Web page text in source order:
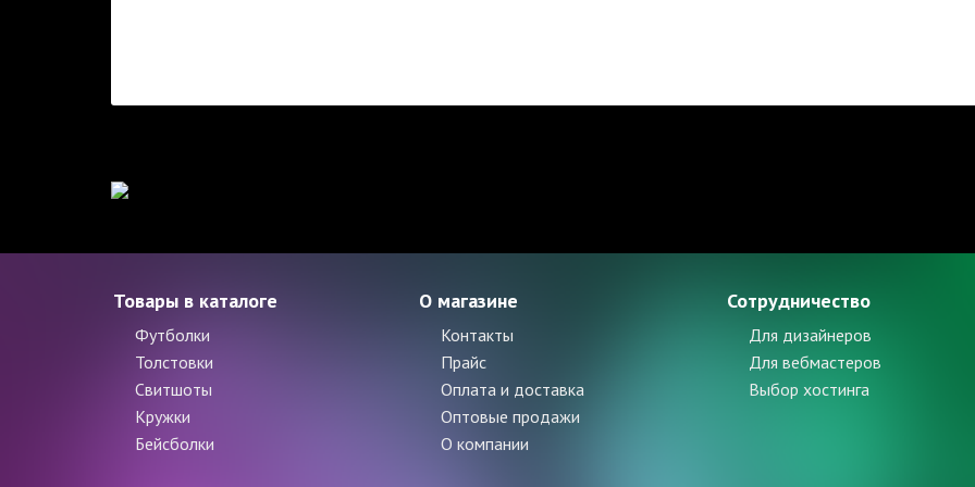
Товары в каталоге
Футболки
Толстовки
Свитшоты
Кружки
Бейсболки
О магазине
Контакты
Прайс
Оплата и доставка
Оптовые продажи
О компании
Сотрудничество
Для дизайнеров
Для вебмастеров
Выбор хостинга